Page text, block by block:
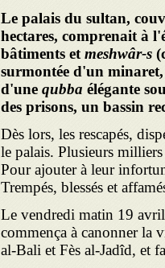
Le palais du sultan,
hectares, comprenait à
bâtiments et meshwâr-s
surmontée d'un
d'une qubba élégante
des prisons, un bassin
Dès lors, les rescapés,
le palais. Plusieurs
Pour ajouter à leur
Trempés, blessés et
Le vendredi matin 19
commença à canonner la
al-Bali et Fès al-Jadîd, et